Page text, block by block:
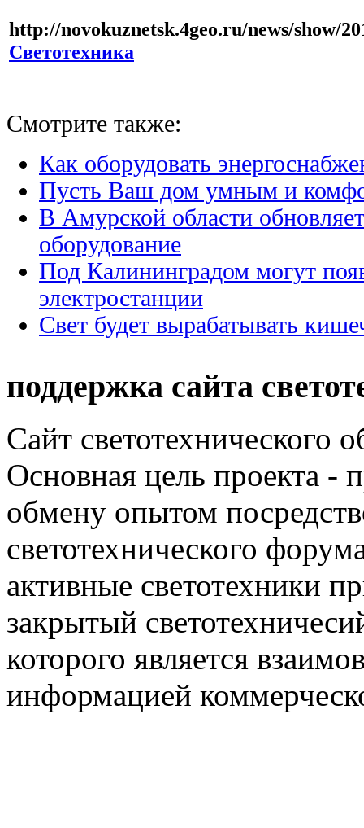
http://novokuznetsk.4geo.ru/news/show/
Светотехника
Смотрите также:
Как оборудовать
Пусть Ваш дом умным и
В Амурской области
оборудование
Под Калининградом могут
электростанции
Свет будет вырабатывать
поддержка сайта
Сайт светотехнического
Основная цель проекта -
обмену опытом
светотехнического
активные светотехники
закрытый
которого является
информацией